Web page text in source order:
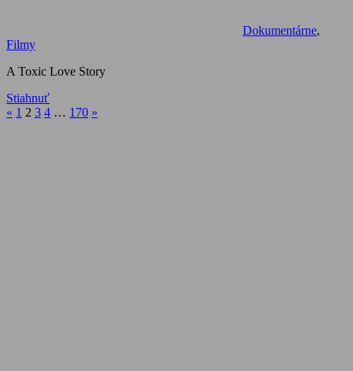
Dokumentárne,
Filmy
A Toxic Love Story
Stiahnuť
Stránkovanie
« Previous
1 2 3 4 … 170 Next
»